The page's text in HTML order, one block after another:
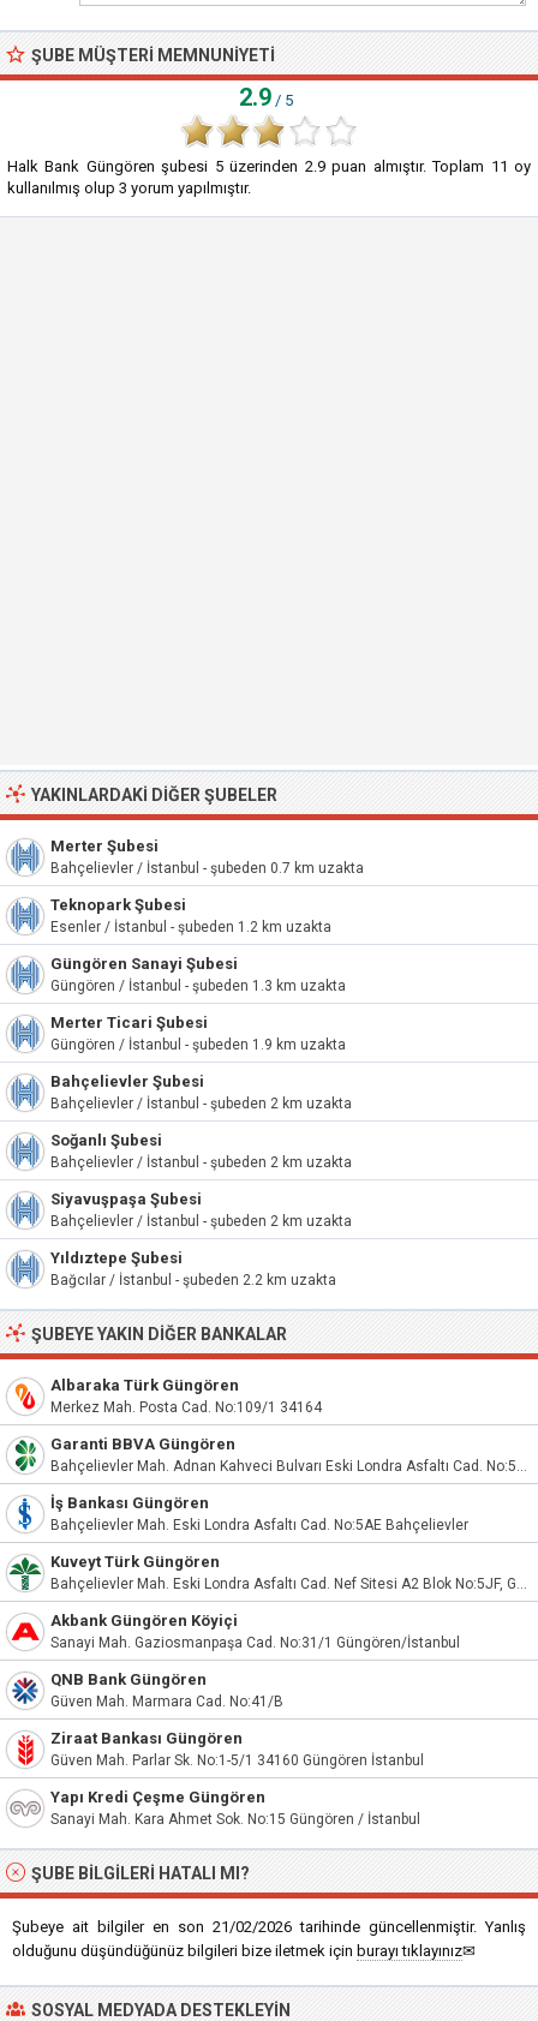
ŞUBE MÜŞTERI MEMNUNIYETI
2.9 / 5
Halk Bank Güngören şubesi 5üzerinden 2.9puan almıştır. Toplam 11 oy
kullanılmış olup 3 yorum yapılmıştır.
YAKINLARDAKI DIĞER ŞUBELER
Merter Şubesi
Bahçelievler / İstanbul - şubeden 0.7 km uzakta
Teknopark Şubesi
Esenler / İstanbul - şubeden 1.2 km uzakta
Güngören Sanayi Şubesi
Güngören / İstanbul - şubeden 1.3 km uzakta
Merter Ticari Şubesi
Güngören / İstanbul - şubeden 1.9 km uzakta
Bahçelievler Şubesi
Bahçelievler / İstanbul - şubeden 2 km uzakta
Soğanlı Şubesi
Bahçelievler / İstanbul - şubeden 2 km uzakta
Siyavuşpaşa Şubesi
Bahçelievler / İstanbul - şubeden 2 km uzakta
Yıldıztepe Şubesi
Bağcılar / İstanbul - şubeden 2.2 km uzakta
ŞUBEYE YAKIN DIĞER BANKALAR
Albaraka Türk Güngören
Merkez Mah. Posta Cad. No:109/1 34164
Garanti BBVA Güngören
Bahçelievler Mah. Adnan Kahveci Bulvarı Eski Londra Asfaltı Cad. No:5AD Bahçelievler / İstanbul
İş Bankası Güngören
Bahçelievler Mah. Eski Londra Asfaltı Cad. No:5AE Bahçelievler
Kuveyt Türk Güngören
Bahçelievler Mah. Eski Londra Asfaltı Cad. Nef Sitesi A2 Blok No:5JF, Güngören/İstanbul
Akbank Güngören Köyiçi
Sanayi Mah. Gaziosmanpaşa Cad. No:31/1 Güngören/İstanbul
QNB Bank Güngören
Güven Mah. Marmara Cad. No:41/B
Ziraat Bankası Güngören
Güven Mah. Parlar Sk. No:1-5/1 34160 Güngören İstanbul
Yapı Kredi Çeşme Güngören
Sanayi Mah. Kara Ahmet Sok. No:15 Güngören / İstanbul
ŞUBE BILGILERI HATALI MI?
Şubeye ait bilgiler en son 21/02/2026 tarihinde güncellenmiştir. Yanlış
olduğunu düşündüğünüz bilgileri bize iletmek için burayı tıklayınız✉
SOSYAL MEDYADA DESTEKLEYIN